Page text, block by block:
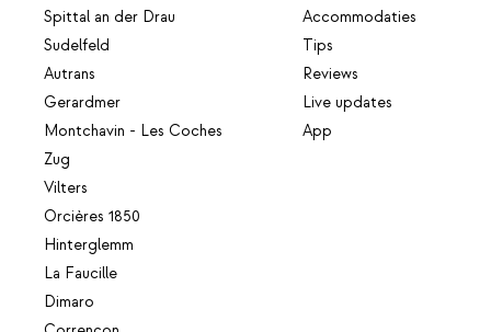
Spittal an der Drau
Sudelfeld
Autrans
Gerardmer
Montchavin - Les Coches
Zug
Vilters
Orcières 1850
Hinterglemm
La Faucille
Dimaro
Accommodaties
Tips
Reviews
Live updates
App